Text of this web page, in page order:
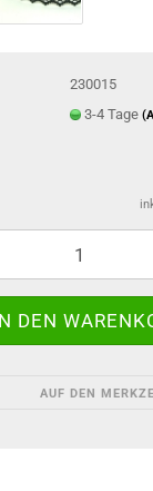
230015
3-4 Tage
AUF DEN